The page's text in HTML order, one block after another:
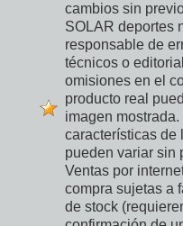
cambios sin
SOLAR deportes
responsable de
técnicos o
omisiones en el
producto real
imagen mostrada.
características de
pueden variar sin
Ventas por
compra sujetas a
de stock